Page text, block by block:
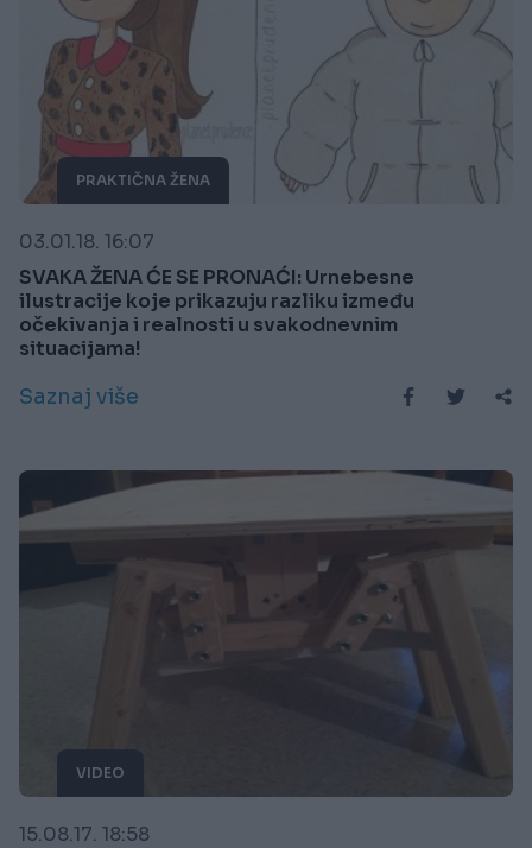
PRAKTIČNA ŽENA
03.01.18. 16:07
SVAKA ŽENA ĆE SE PRONAĆI: Urnebesne
ilustracije koje prikazuju razliku između
očekivanja i realnosti u svakodnevnim
situacijama!
Saznaj više
VIDEO
15.08.17. 18:58